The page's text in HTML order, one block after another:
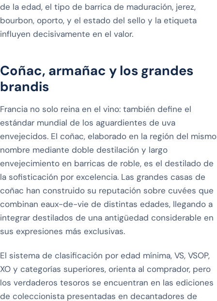
de la edad, el tipo de barrica de maduración, jerez,
bourbon, oporto, y el estado del sello y la etiqueta
influyen decisivamente en el valor.
Coñac, armañac y los grandes
brandis
Francia no solo reina en el vino: también define el
estándar mundial de los aguardientes de uva
envejecidos. El coñac, elaborado en la región del mismo
nombre mediante doble destilación y largo
envejecimiento en barricas de roble, es el destilado de
la sofisticación por excelencia. Las grandes casas de
coñac han construido su reputación sobre cuvées que
combinan eaux-de-vie de distintas edades, llegando a
integrar destilados de una antigüedad considerable en
sus expresiones más exclusivas.
El sistema de clasificación por edad mínima, VS, VSOP,
XO y categorías superiores, orienta al comprador, pero
los verdaderos tesoros se encuentran en las ediciones
de coleccionista presentadas en decantadores de